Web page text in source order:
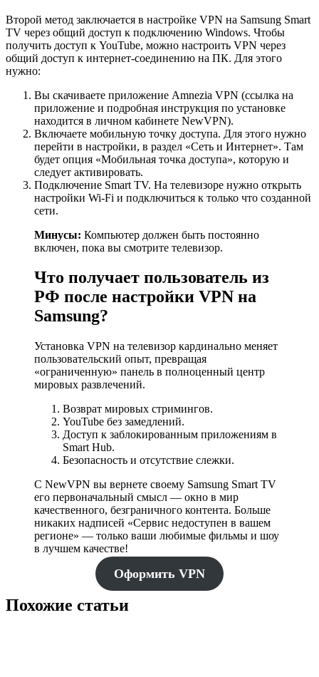
Второй метод заключается в настройке VPN на Samsung Smart
TV через общий доступ к подключению Windows. Чтобы
получить доступ к YouTube, можно настроить VPN через
общий доступ к интернет-соединению на ПК. Для этого
нужно:
Вы скачиваете приложение Amnezia VPN (ссылка на
приложение и подробная инструкция по установке
находится в личном кабинете NewVPN).
Включаете мобильную точку доступа. Для этого нужно
перейти в настройки, в раздел «Сеть и Интернет». Там
будет опция «Мобильная точка доступа», которую и
следует активировать.
Подключение Smart TV. На телевизоре нужно открыть
настройки Wi-Fi и подключиться к только что созданной
сети.
Минусы: Компьютер должен быть постоянно
включен, пока вы смотрите телевизор.
Что получает пользователь из
РФ после настройки VPN на
Samsung?
Установка VPN на телевизор кардинально меняет
пользовательский опыт, превращая
«ограниченную» панель в полноценный центр
мировых развлечений.
Возврат мировых стримингов.
YouTube без замедлений.
Доступ к заблокированным приложениям в
Smart Hub.
Безопасность и отсутствие слежки.
С NewVPN вы вернете своему Samsung Smart TV
его первоначальный смысл — окно в мир
качественного, безграничного контента. Больше
никаких надписей «Сервис недоступен в вашем
регионе» — только ваши любимые фильмы и шоу
в лучшем качестве!
Оформить VPN
Похожие статьи